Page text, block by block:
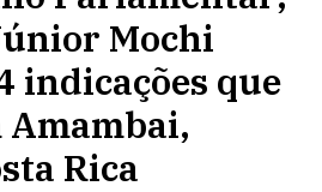
Mochi
indicações que
Rica